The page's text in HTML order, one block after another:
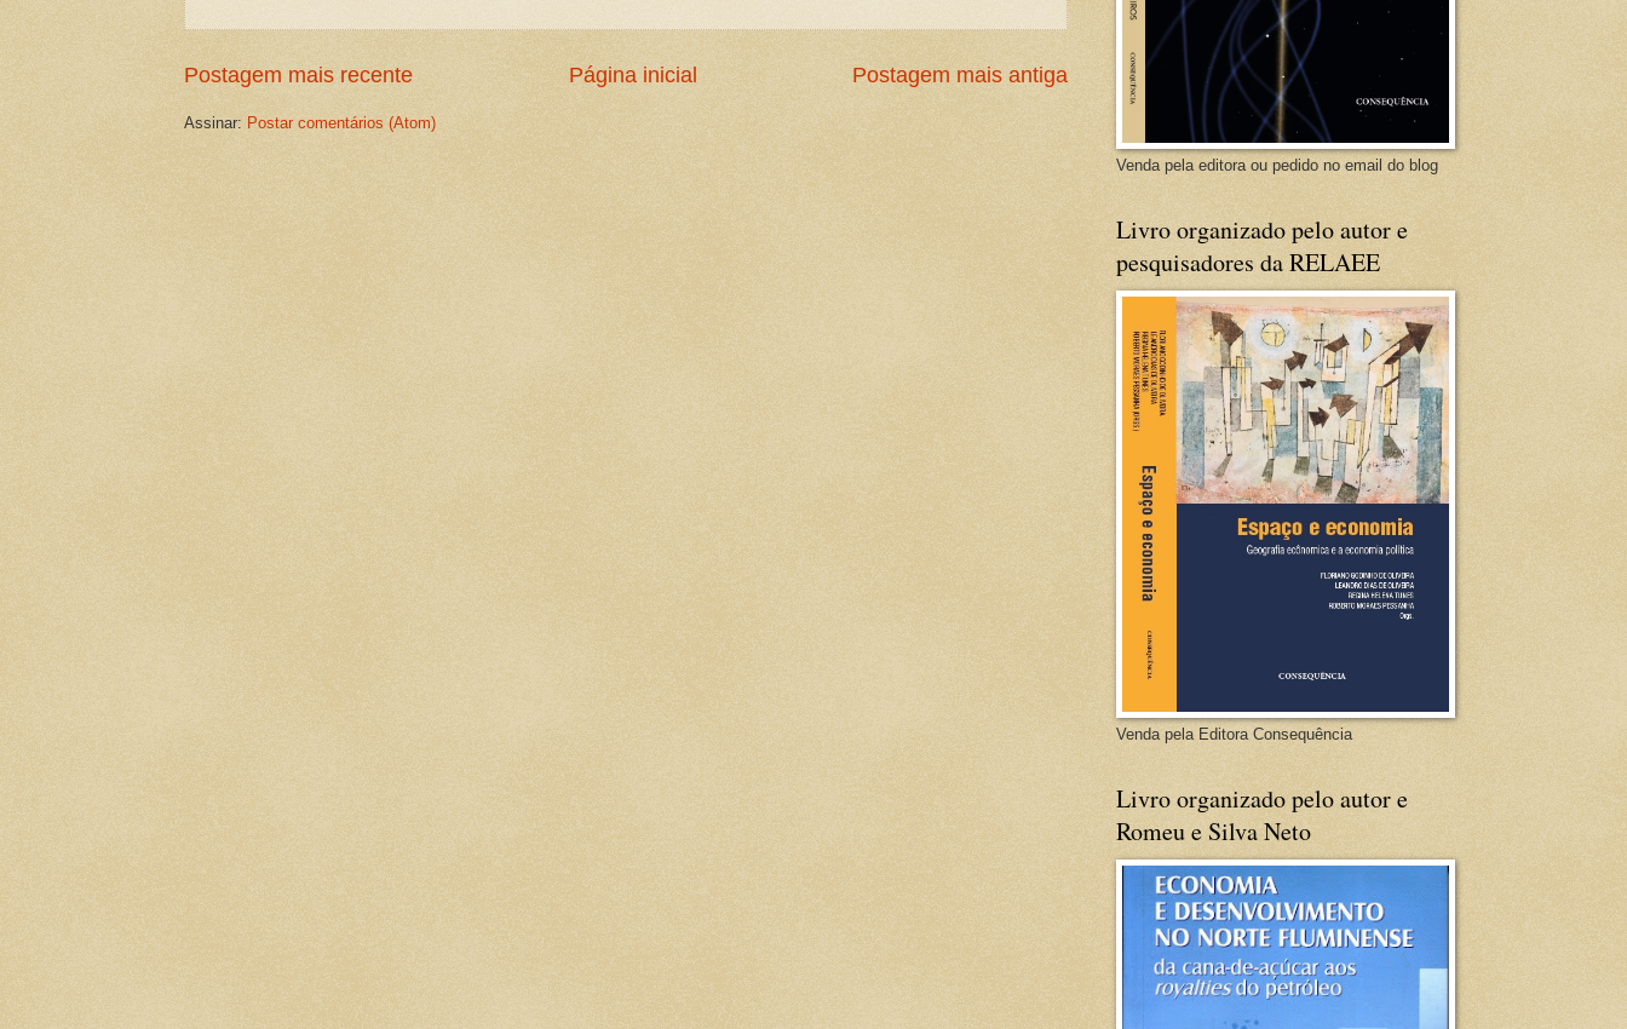
Postagem mais recente Postagem mais antiga
Página inicial
Assinar: Postar comentários (Atom)
Venda pela editora ou pedido no email do blog
Livro organizado pelo autor e
pesquisadores da RELAEE
Venda pela Editora Consequência
Livro organizado pelo autor e
Romeu e Silva Neto